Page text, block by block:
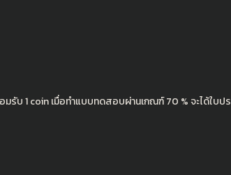
รับ 1 coin เมื่อทำแบบทดสอบผ่านเกณฑ์ 70 % จะได้ใบ